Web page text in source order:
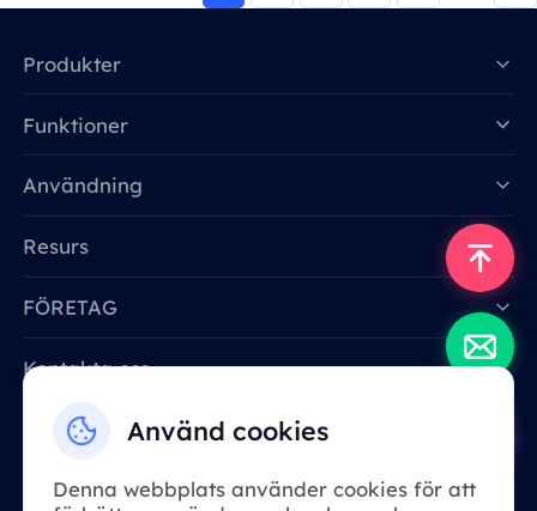
Använd cookies
Denna webbplats använder cookies för att
Produkter
Funktioner
Användning
Resurs
FÖRETAG
Kontakta oss
Email: support@smartproxy.org
Svenska